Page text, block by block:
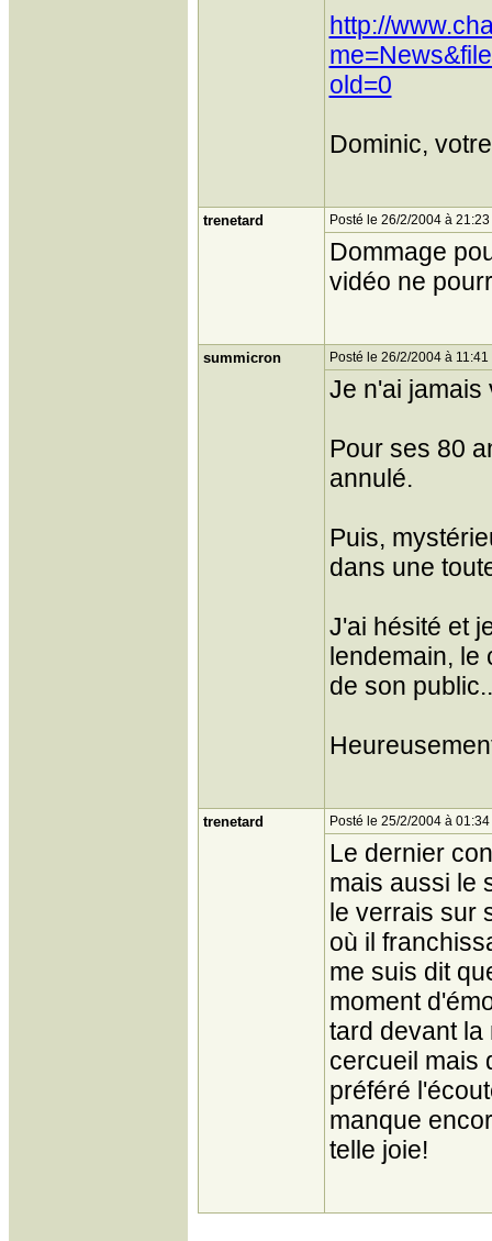
http://
old=0
Dominic,
trenetard Posté le 26/2/2004 à 21:23
Dommage
vidéo ne
summicron Posté le 26/2/2004 à 11:41
Je n'ai jamais
Pour ses 80
annulé.
Puis,
dans une
J'ai hésité et
lendemain, le
de son
trenetard Posté le 25/2/2004 à 01:34
Le dernier
mais aussi le
le verrais sur
où il
me suis dit
moment
tard devant la
cercueil mais
préféré
manque
telle joie!